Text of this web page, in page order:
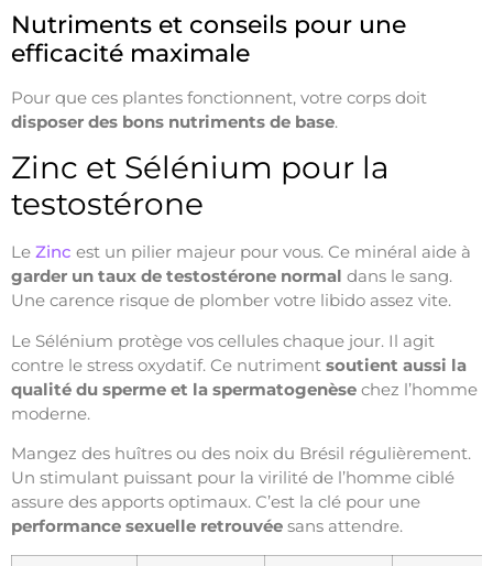
Nutriments et conseils pour une
efficacité maximale
Pour que ces plantes fonctionnent, votre corps doit
disposer des bons nutriments de base.
Zinc et Sélénium pour la
testostérone
Le Zinc est un pilier majeur pour vous. Ce minéral aide à
garder un taux de testostérone normal dans le sang.
Une carence risque de plomber votre libido assez vite.
Le Sélénium protège vos cellules chaque jour. Il agit
contre le stress oxydatif. Ce nutriment soutient aussi la
qualité du sperme et la spermatogenèse chez l’homme
moderne.
Mangez des huîtres ou des noix du Brésil régulièrement.
Un stimulant puissant pour la virilité de l’homme ciblé
assure des apports optimaux. C’est la clé pour une
performance sexuelle retrouvée sans attendre.